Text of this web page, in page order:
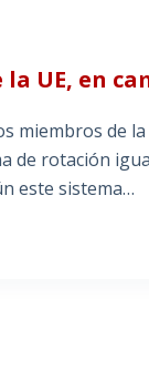
UE, en
miembros de
de rotación
este sistema…